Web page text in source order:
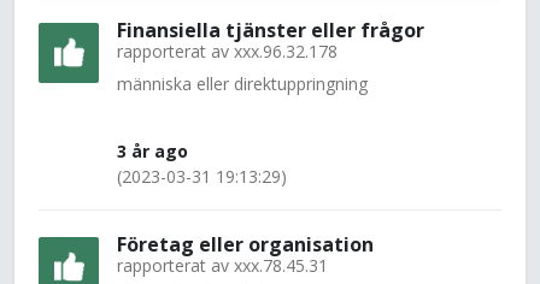
Finansiella tjänster eller frågor
rapporterat av xxx.96.32.178
människa eller direktuppringning
3 år ago
(2023-03-31 19:13:29)
Företag eller organisation
rapporterat av xxx.78.45.31